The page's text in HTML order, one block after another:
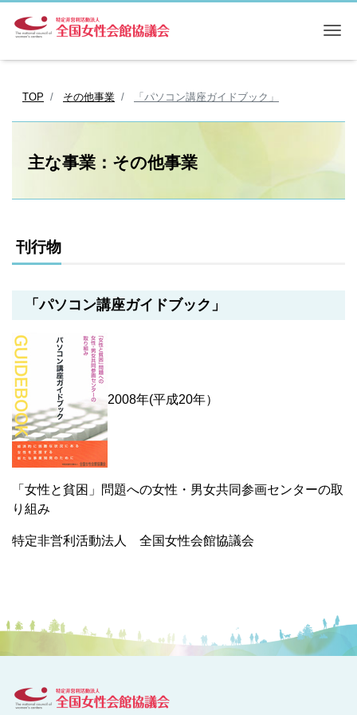
TOP その他事業 「パソコン講座ガイドブック」
主な事業：その他事業
刊行物
「パソコン講座ガイドブック」
2008年(平成20年）
「女性と貧困」問題への女性・男女共同参画センターの取
り組み
特定非営利活動法人 全国女性会館協議会